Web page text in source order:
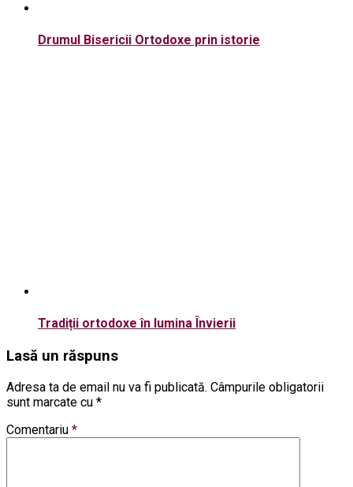
Drumul Bisericii Ortodoxe prin istorie
Tradiții ortodoxe în lumina Învierii
Lasă un răspuns
Adresa ta de email nu va fi publicată. Câmpurile obligatorii
sunt marcate cu *
Comentariu *